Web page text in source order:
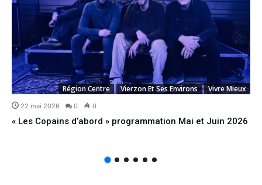
Région Centre Vierzon Et Ses Environs Vivre Mieux
22 mai 2026 0 0
« Les Copains d’abord » programmation Mai et Juin 2026